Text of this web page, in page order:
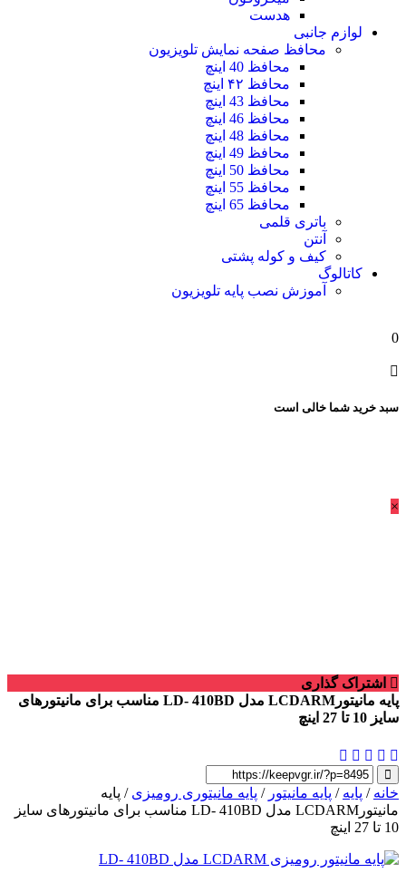
هدست
لوازم جانبی
محافظ صفحه نمایش تلویزیون
محافظ 40 اینچ
محافظ ۴۲ اینچ
محافظ 43 اینچ
محافظ 46 اینچ
محافظ 48 اینچ
محافظ 49 اینچ
محافظ 50 اینچ
محافظ 55 اینچ
محافظ 65 اینچ
باتری قلمی
آنتن
کیف و کوله پشتی
کاتالوگ
آموزش نصب پایه تلویزیون
0
سبد خرید شما خالی است
×
اشتراک گذاری
پایه مانیتورLCDARM مدل LD- 410BD مناسب برای مانیتورهای
سایز 10 تا 27 اینچ
خانه / پایه / پایه مانیتور / پایه مانیتوری رومیزی / پایه
مانیتورLCDARM مدل LD- 410BD مناسب برای مانیتورهای سایز
10 تا 27 اینچ